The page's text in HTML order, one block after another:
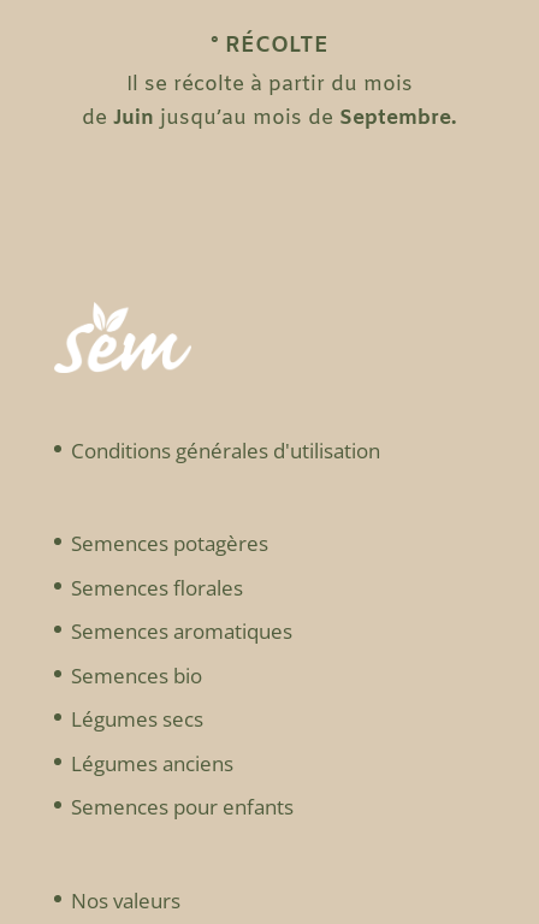
° RÉCOLTE
Il se récolte à partir du mois
deJuin jusqu’au mois de Septembre.
Conditions générales d'utilisation
Semences potagères
Semences florales
Semences aromatiques
Semences bio
Légumes secs
Légumes anciens
Semences pour enfants
Nos valeurs